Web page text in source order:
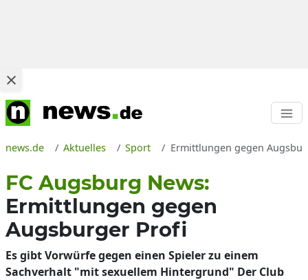
news.de Aktuelles Sport Ermittlungen gegen
FC Augsburg News:
Ermittlungen gegen
Augsburger Profi
Es gibt Vorwürfe gegen einen Spieler zu einem
Sachverhalt "mit sexuellem Hintergrund" Der Club